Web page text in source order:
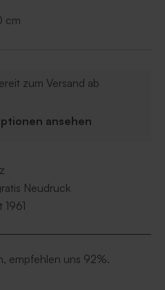
cm
zum Versand ab
ansehen
Neudruck
empfehlen uns 92%.